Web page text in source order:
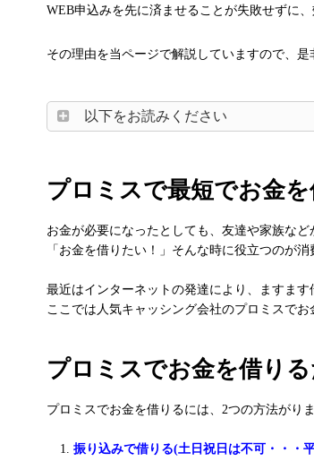
WEB申込みを先に済ませることが失敗せずに
その理由を当ページで解説していますので、是
以下をお読みください
プロミスで最短でお金
お金が必要になったとしても、友達や家族な
「お金を借りたい！」そんな時に役立つのが消
最近はインターネットの発達により、ますます
ここでは人気キャッシング会社のプロミスで
プロミスでお金を借り
プロミスでお金を借りるには、2つの方法がりま
振り込みで借りる(土日祝日は不可・・・